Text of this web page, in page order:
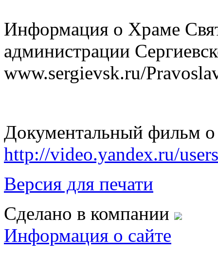
Информация о Храме
администрации
www.sergievsk.ru/
Документальный фильм
http://video.yandex.ru/
Версия для печати
Сделано в компании
Информация о сайте